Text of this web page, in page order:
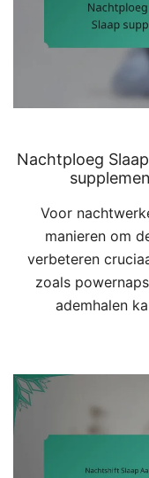
Nachtploeg
Voor
manieren om
verbeteren
zoals
ademhalen